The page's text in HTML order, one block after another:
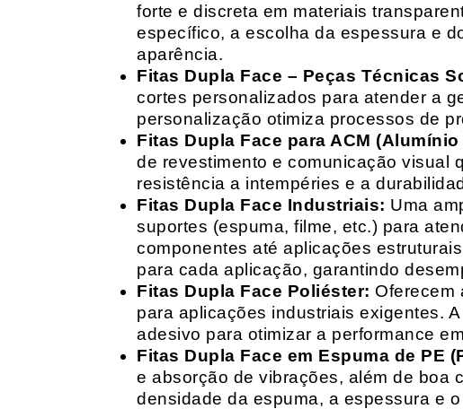
forte e discreta em materiais
específico, a escolha da espessura e
aparência.
Fitas Dupla Face – Peças Técnicas
cortes personalizados para atender a
personalização otimiza processos de
Fitas Dupla Face para ACM
de revestimento e comunicação visual
resistência a intempéries e a
Fitas Dupla Face Industriais: Uma
suportes (espuma, filme, etc.) para
componentes até aplicações
para cada aplicação, garantindo
Fitas Dupla Face Poliéster: Oferecem
para aplicações industriais exigentes.
adesivo para otimizar a performance
Fitas Dupla Face em Espuma de PE
e absorção de vibrações, além de boa
densidade da espuma, a espessura e